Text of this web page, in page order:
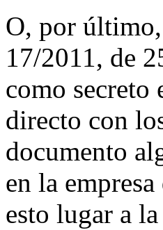
O, por
17/2011, de
como secreto
directo con
documento
en la
esto lugar a